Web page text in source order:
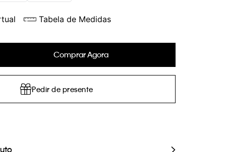
Tabela de Medidas
Comprar Agora
Pedir de presente